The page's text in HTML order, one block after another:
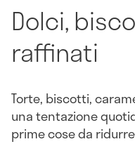
Dolci,
raffinati
Torte, biscotti,
una tentazione
prime cose da